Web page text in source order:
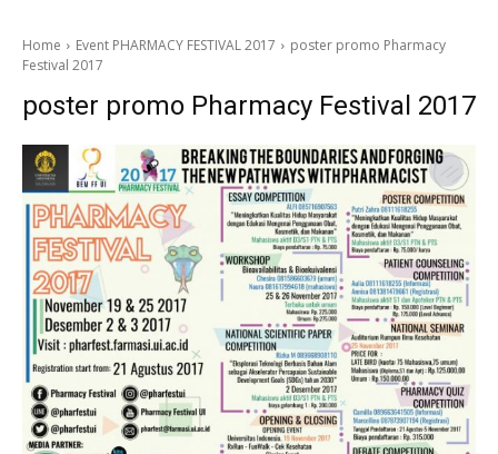
Home Event PHARMACY FESTIVAL 2017
poster promo Pharmacy
Festival 2017
poster promo Pharmacy Festival 2017